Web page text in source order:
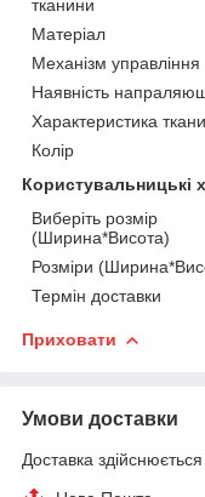
тканини
Матеріал
Механізм управління
Наявність
Характеристика
Колір
Користувальницькі
Виберіть розмір
(Ширина*Висота)
Розміри
Термін доставки
Приховати
Умови доставки
Доставка